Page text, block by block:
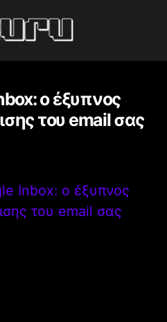
o έξυπνος
του email σας
Inbox: o έξυπνος
του email σας